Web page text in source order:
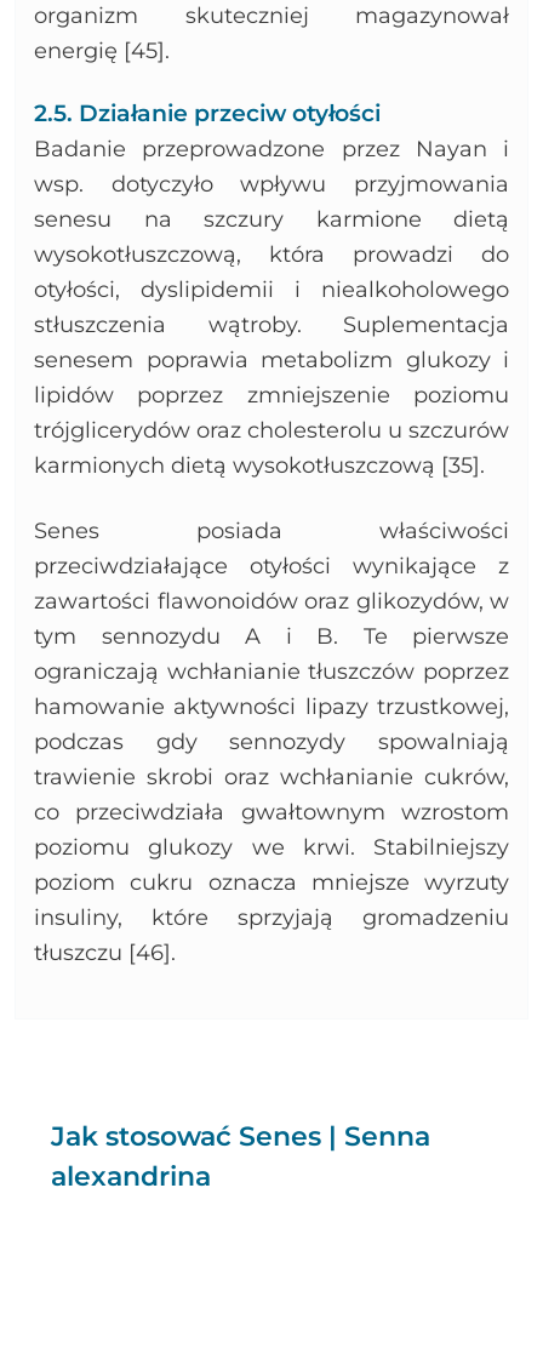
organizm skuteczniej magazynował
energię [45].
2.5. Działanie przeciw otyłości
Badanie przeprowadzone przez Nayan i
wsp. dotyczyło wpływu przyjmowania
senesu na szczury karmione dietą
wysokotłuszczową, która prowadzi do
otyłości, dyslipidemii i niealkoholowego
stłuszczenia wątroby. Suplementacja
senesem poprawia metabolizm glukozy i
lipidów poprzez zmniejszenie poziomu
trójglicerydów oraz cholesterolu u szczurów
karmionych dietą wysokotłuszczową [35].
Senes posiada właściwości
przeciwdziałające otyłości wynikające z
zawartości flawonoidów oraz glikozydów, w
tym sennozydu A i B. Te pierwsze
ograniczają wchłanianie tłuszczów poprzez
hamowanie aktywności lipazy trzustkowej,
podczas gdy sennozydy spowalniają
trawienie skrobi oraz wchłanianie cukrów,
co przeciwdziała gwałtownym wzrostom
poziomu glukozy we krwi. Stabilniejszy
poziom cukru oznacza mniejsze wyrzuty
insuliny, które sprzyjają gromadzeniu
tłuszczu [46].
Jak stosować Senes | Senna
alexandrina